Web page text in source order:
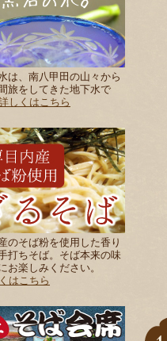
は、南八甲田の山々から
旅をしてきた地下水で
しくはこちら
のそば粉を使用した香り
打ちそば。そば本来の味
お楽しみください。
はこちら